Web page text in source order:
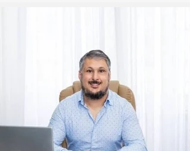
responde hoje por um dos principais
da economia de Pelotas. O setor movimenta
aproximadamente R$ 667 milhões,
representa 8,1% do Produto Interno Bruto
(PIB) municipal, gera cerca de 13 mil
empregos diretos e impulsiona uma cadeia
produtiva formada por 192 segment